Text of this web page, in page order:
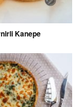
Kanepe